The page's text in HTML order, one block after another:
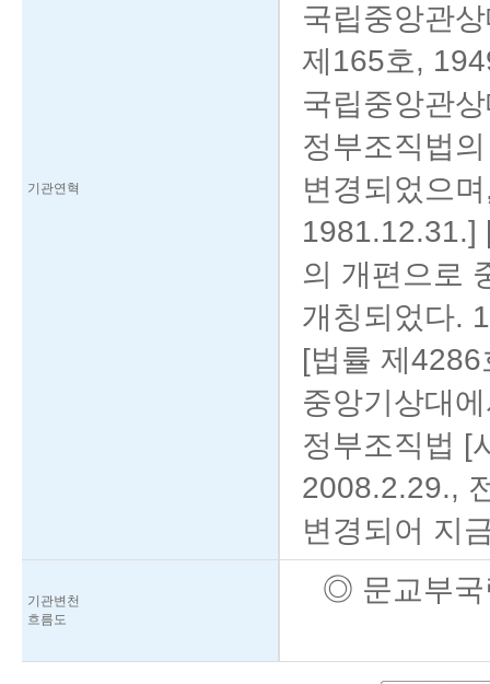
기관연혁
국립중앙관
제165호,
국립중앙관
정부조직법
변경되었으
1981.12.31.]
의 개편으로
개칭되었다.
[법률 제
중앙기상대
정부조직법 [
2008.2.29.,
변경되어 지
기관변천
흐름도
◎ 문교부